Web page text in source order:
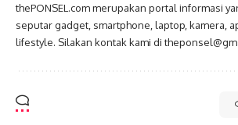
thePONSEL.com merupakan portal informasi
seputar gadget, smartphone, laptop, kamera,
lifestyle. Silakan kontak kami di